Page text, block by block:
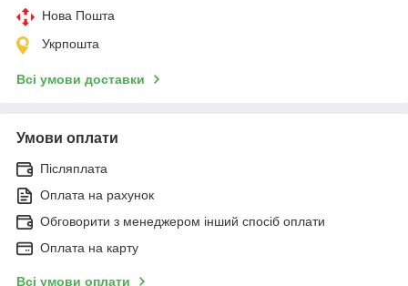
Нова Пошта
Укрпошта
Всі умови доставки
Умови оплати
Післяплата
Оплата на рахунок
Обговорити з менеджером інший спосіб оплати
Оплата на карту
Всі умови оплати